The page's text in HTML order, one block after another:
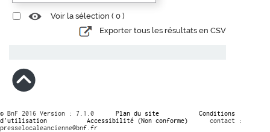
Voir la sélection ( 0 )
Exporter tous les résultats en CSV
© BnF 2016 Version : 7.1.0 Plan du site
Conditions
d’utilisation
Accessibilité (Non conforme)
contact :
presselocaleancienne@bnf.fr